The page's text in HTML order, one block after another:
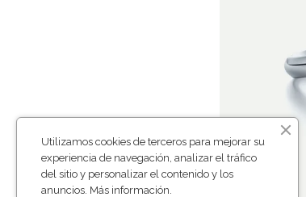
Utilizamos cookies de terceros para mejorar su
experiencia de navegación, analizar el tráfico
del sitio y personalizar el contenido y los
anuncios. Más información.